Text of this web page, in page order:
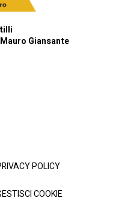
Giansante
POLICY
COOKIE